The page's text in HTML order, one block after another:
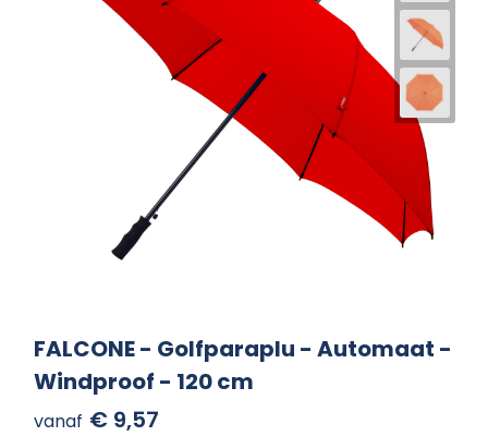
FALCONE - Golfparaplu - Automaat -
Windproof - 120 cm
vanaf € 9,57